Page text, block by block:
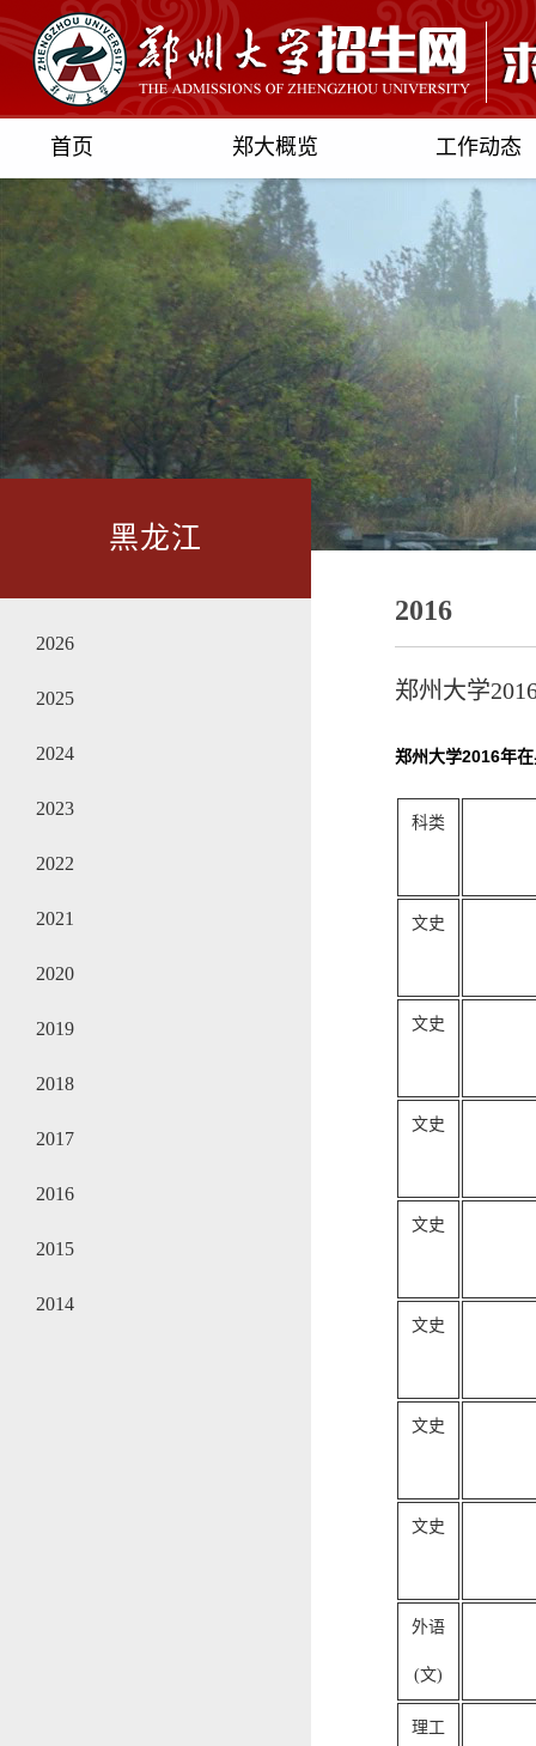
首页 郑大概览 工作动态
黑龙江
2026
2025
2024
2023
2022
2021
2020
2019
2018
2017
2016
2015
2014
2016
郑州大学
郑州大学2016年
科类
文史
文史
文史
文史
文史
文史
文史
外语
(文)
理工